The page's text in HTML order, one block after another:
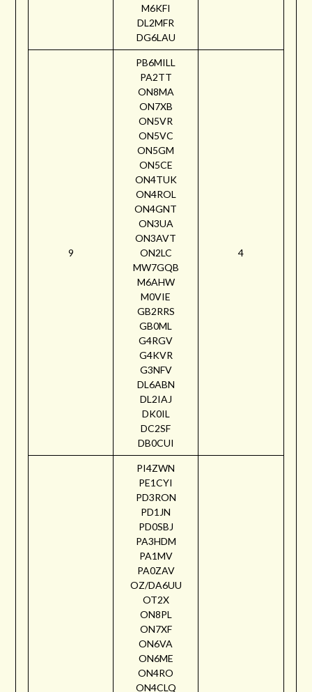
M6KFI
DL2MFR
DG6LAU
9
PB6MILL
PA2TT
ON8MA
ON7XB
ON5VR
ON5VC
ON5GM
ON5CE
ON4TUK
ON4ROL
ON4GNT
ON3UA
ON3AVT
ON2LC
MW7GQB
M6AHW
M0VIE
GB2RRS
GB0ML
G4RGV
G4KVR
G3NFV
DL6ABN
DL2IAJ
DK0IL
DC2SF
DB0CUI
4
PI4ZWN
PE1CYI
PD3RON
PD1JN
PD0SBJ
PA3HDM
PA1MV
PA0ZAV
OZ/DA6UU
OT2X
ON8PL
ON7XF
ON6VA
ON6ME
ON4RO
ON4CLQ